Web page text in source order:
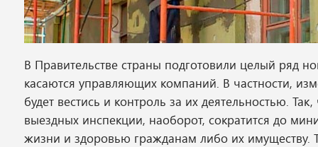
В Правительстве страны подготовили целый ряд
касаются управляющих компаний. В частности,
будет вестись и контроль за их деятельностью.
выездных инспекции, наоборот, сократится до
жизни и здоровью гражданам либо их имуществу.